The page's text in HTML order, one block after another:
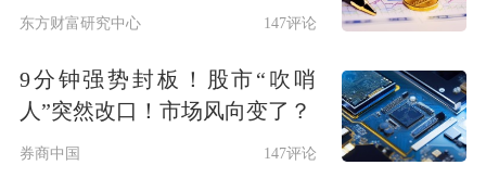
3205.76点；科创50指数上涨1.79%，报
1542.34点。全市场上涨个股有3837
家，下跌个股有1419家，83只股涨停。
东方财富研究中心 147评论
9分钟强势封板！股市“吹哨
人”突然改口！市场风向变了？
券商中国 147评论